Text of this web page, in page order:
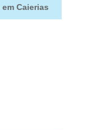
Caierias